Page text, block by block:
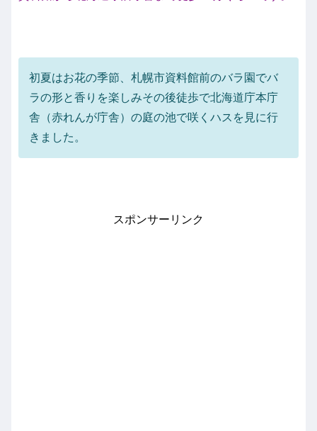
初夏はお花の季節、札幌市資料館前のバラ園でバ
ラの形と香りを楽しみその後徒歩で北海道庁本庁
舎（赤れんが庁舎）の庭の池で咲くハスを見に行
きました。
スポンサーリンク